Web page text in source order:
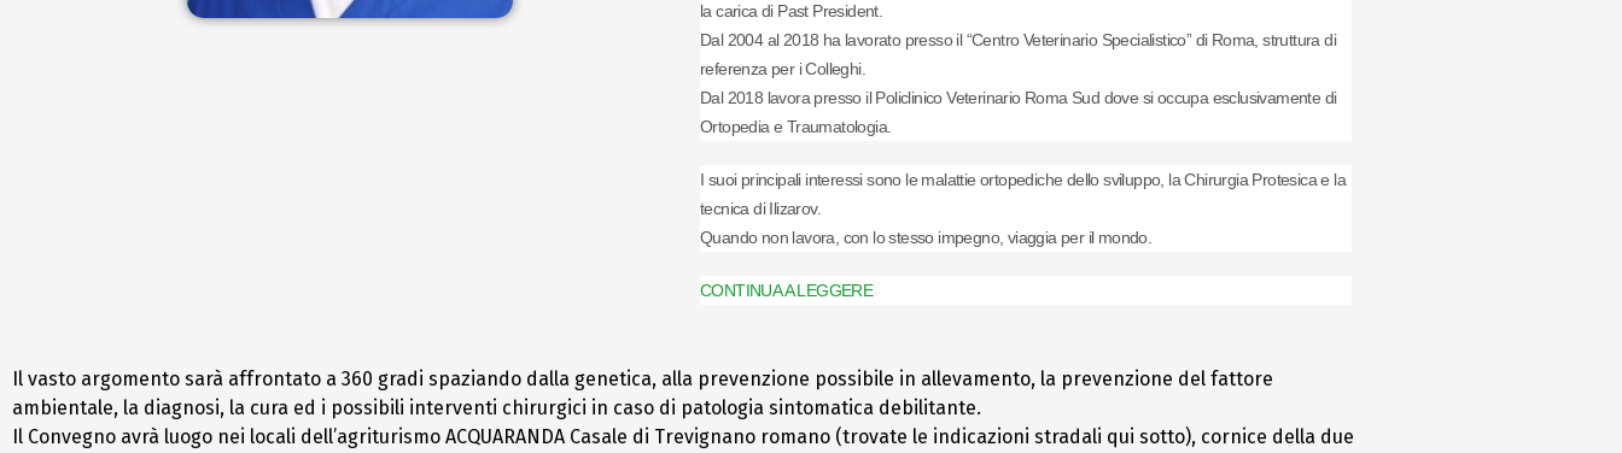
la carica di Past President.
Dal 2004 al 2018 ha lavorato presso il “Centro Veterinario Specialistico” di Roma, struttura di
referenza per i Colleghi.
Dal 2018 lavora presso il Policlinico Veterinario Roma Sud dove si occupa esclusivamente di
Ortopedia e Traumatologia.
I suoi principali interessi sono le malattie ortopediche dello sviluppo, la Chirurgia Protesica e la
tecnica di Ilizarov.
Quando non lavora, con lo stesso impegno, viaggia per il mondo.
CONTINUA A LEGGERE
Il vasto argomento sarà affrontato a 360 gradi spaziando dalla genetica, alla prevenzione possibile in allevamento, la prevenzione del fattore
ambientale, la diagnosi, la cura ed i possibili interventi chirurgici in caso di patologia sintomatica debilitante.
Il Convegno avrà luogo nei locali dell’agriturismo ACQUARANDA Casale di Trevignano romano (trovate le indicazioni stradali qui sotto), cornice della due